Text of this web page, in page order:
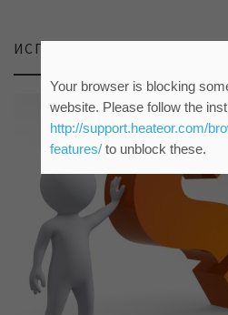
ИСПИТИВАЊЕ
Your browser is blocking
website. Please follow the
http://support.heateor.com/
features/to unblock these.